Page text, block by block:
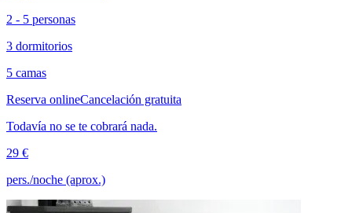
2 - 5 personas
3 dormitorios
5 camas
Reserva onlineCancelación gratuita
Todavía no se te cobrará nada.
29 €
pers./noche (aprox.)